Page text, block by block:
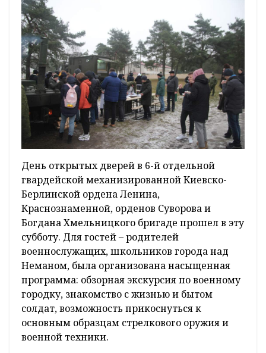
День открытых дверей в 6-й отдельной
гвардейской механизированной Киевско-
Берлинской ордена Ленина,
Краснознаменной, орденов Суворова и
Богдана Хмельницкого бригаде прошел в эту
субботу. Для гостей – родителей
военнослужащих, школьников города над
Неманом, была организована насыщенная
программа: обзорная экскурсия по военному
городку, знакомство с жизнью и бытом
солдат, возможность прикоснуться к
основным образцам стрелкового оружия и
военной техники.